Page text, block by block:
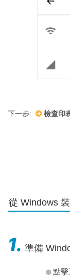
下一步: 檢查印
從 Windows
1. 準備
點擊